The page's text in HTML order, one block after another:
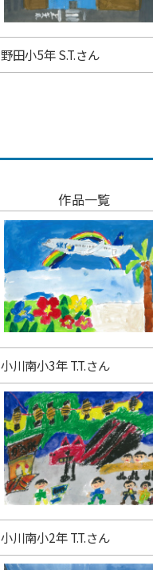
野田小5年 S.T.さん
作品一覧
小川南小3年 T.T.さん
小川南小2年 T.T.さん